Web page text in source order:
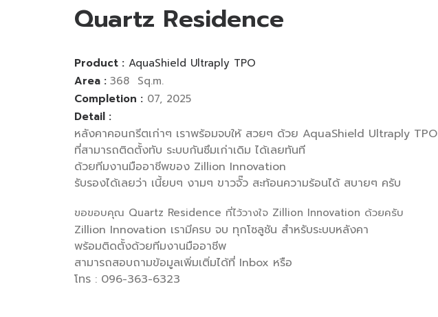
Quartz Residence
Product : AquaShield Ultraply TPO
Area : 368 Sq.m.
Completion : 07, 2025
Detail :
หลังคาคอนกรีตเก่าๆ เราพร้อมจบให้ สวยๆ ด้วย AquaShield Ultraply TPO
ที่สามารถติดตั้งทับ ระบบกันซึมเก่าเดิม ได้เลยทันที
ด้วยทีมงานมืออาชีพของ Zillion Innovation
รับรองได้เลยว่า เนี้ยบๆ งามๆ ขาวจั๊ว สะท้อนความร้อนได้ สบายๆ ครับ
ขอขอบคุณ Quartz Residence ที่ไว้วางใจ Zillion Innovation ด้วยครับ
Zillion Innovation เรามีครบ จบ ทุกโซลูชัน สำหรับระบบหลังคา
พร้อมติดตั้งด้วยทีมงานมืออาชีพ
สามารถสอบถามข้อมูลเพิ่มเติ่มได้ที่ Inbox หรือ
โทร : 096-363-6323